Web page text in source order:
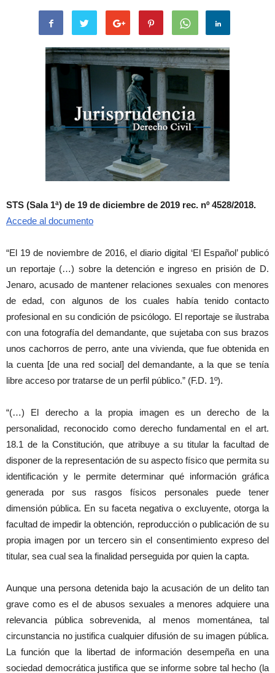
STS (Sala 1ª) de 19 de diciembre de 2019 rec. nº 4528/2018.
Accede al documento
“El 19 de noviembre de 2016, el diario digital ‘El Español’ publicó
un reportaje (…) sobre la detención e ingreso en prisión de D.
Jenaro, acusado de mantener relaciones sexuales con menores
de edad, con algunos de los cuales había tenido contacto
profesional en su condición de psicólogo. El reportaje se ilustraba
con una fotografía del demandante, que sujetaba con sus brazos
unos cachorros de perro, ante una vivienda, que fue obtenida en
la cuenta [de una red social] del demandante, a la que se tenía
libre acceso por tratarse de un perfil público.” (F.D. 1º).
“(…) El derecho a la propia imagen es un derecho de la
personalidad, reconocido como derecho fundamental en el art.
18.1 de la Constitución, que atribuye a su titular la facultad de
disponer de la representación de su aspecto físico que permita su
identificación y le permite determinar qué información gráfica
generada por sus rasgos físicos personales puede tener
dimensión pública. En su faceta negativa o excluyente, otorga la
facultad de impedir la obtención, reproducción o publicación de su
propia imagen por un tercero sin el consentimiento expreso del
titular, sea cual sea la finalidad perseguida por quien la capta.
Aunque una persona detenida bajo la acusación de un delito tan
grave como es el de abusos sexuales a menores adquiere una
relevancia pública sobrevenida, al menos momentánea, tal
circunstancia no justifica cualquier difusión de su imagen pública.
La función que la libertad de información desempeña en una
sociedad democrática justifica que se informe sobre tal hecho (la